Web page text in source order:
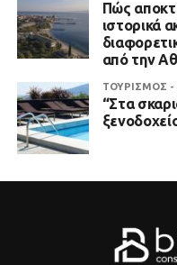
Πώς
ιστορικά
από την
ΤΟΥΡΙΣΜΟΣ -
“Στα